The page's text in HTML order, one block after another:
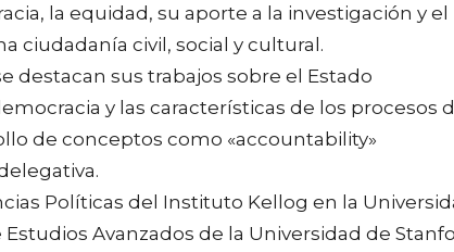
la equidad, su aporte a la investigación y el
ciudadanía civil, social y cultural.
destacan sus trabajos sobre el Estado
y las características de los procesos
de conceptos como «accountability»
Políticas del Instituto Kellog en la
Avanzados de la Universidad de